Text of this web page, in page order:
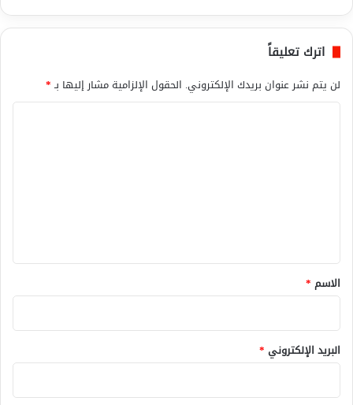
اترك تعليقاً
لن يتم نشر عنوان بريدك الإلكتروني. الحقول الإلزامية مشار إليها بـ*
*
الاسم *
البريد الإلكتروني *